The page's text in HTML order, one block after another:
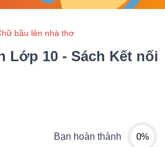
bầu lên nhà thơ
Lớp 10 - Sách Kết nối
Bạn hoàn thành 0%